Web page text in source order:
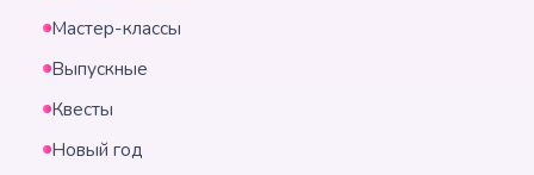
Мастер-классы
Выпускные
Квесты
Новый год